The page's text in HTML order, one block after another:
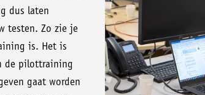
dus laten
testen. Zo zie je
is. Het is
de pilottraining
gaat worden